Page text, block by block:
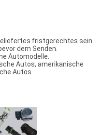
fristgerechtes sein
dem Senden.
Automodelle.
Autos, amerikanische
Autos.